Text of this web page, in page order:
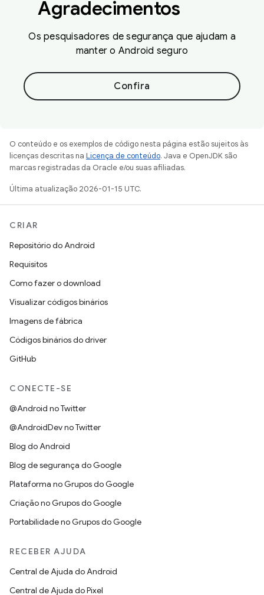
Agradecimentos
Os pesquisadores de segurança que ajudam a
manter o Android seguro
Confira
O conteúdo e os exemplos de código nesta página estão sujeitos às
licenças descritas na Licença de conteúdo. Java e OpenJDK são
marcas registradas da Oracle e/ou suas afiliadas.
Última atualização 2026-01-15 UTC.
CRIAR
Repositório do Android
Requisitos
Como fazer o download
Visualizar códigos binários
Imagens de fábrica
Códigos binários do driver
GitHub
CONECTE-SE
@Android no Twitter
@AndroidDev no Twitter
Blog do Android
Blog de segurança do Google
Plataforma no Grupos do Google
Criação no Grupos do Google
Portabilidade no Grupos do Google
RECEBER AJUDA
Central de Ajuda do Android
Central de Ajuda do Pixel